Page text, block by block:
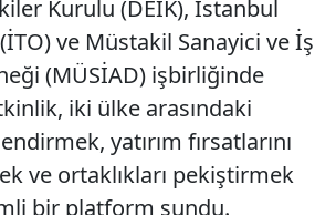
Kurulu (DEİK), İstanbul
ve Müstakil Sanayici ve İş
(MÜSİAD) işbirliğinde
iki ülke arasındaki
yatırım fırsatlarını
ve ortaklıkları pekiştirmek
bir platform sundu.